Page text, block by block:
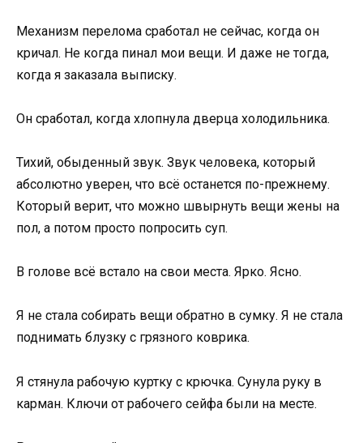
Механизм перелома сработал не сейчас, когда он
кричал. Не когда пинал мои вещи. И даже не тогда,
когда я заказала выписку.
Он сработал, когда хлопнула дверца холодильника.
Тихий, обыденный звук. Звук человека, который
абсолютно уверен, что всё останется по-прежнему.
Который верит, что можно швырнуть вещи жены на
пол, а потом просто попросить суп.
В голове всё встало на свои места. Ярко. Ясно.
Я не стала собирать вещи обратно в сумку. Я не стала
поднимать блузку с грязного коврика.
Я стянула рабочую куртку с крючка. Сунула руку в
карман. Ключи от рабочего сейфа были на месте.